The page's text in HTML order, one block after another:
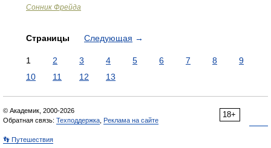
Cонник Фрейда
Страницы Следующая →
1 2 3 4 5 6 7 8
9
10
11 12 13
18+
© Академик, 2000-2026
Обратная связь: Техподдержка Реклама на сайте
👣 Путешествия